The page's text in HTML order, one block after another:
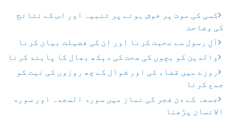
کسی کی موت پر خوش ہونے پر تنبیہ اور اس کے نتائج
کی وضاحت
آلِ رسول سے محبت کرنا اور ان کی فضیلت بیان کرنا
والدین کو بچوں کی صحت کی دیکھ بھال کا پابند کرنا
روزے میں قضاء کی اور شوال کے چھ روزوں کی نیت کو
جمع کرنا
جمعہ کے دن فجر کی نماز میں سورۃ السجدہ اور سورۃ
الانسان پڑھنا